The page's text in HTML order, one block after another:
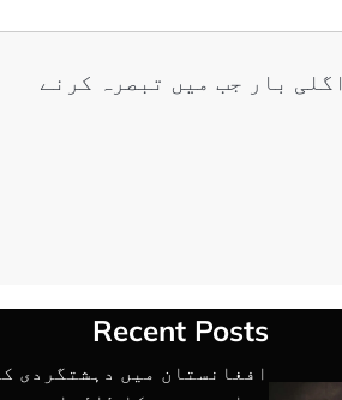
بار جب میں تبصرہ کرنے
Recent Posts
افغانستان میں دہشتگردی